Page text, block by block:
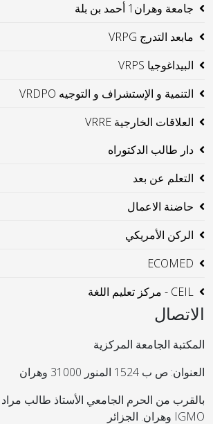
جامعة وهران1 أحمد بن بلة
مابعد التدرج VRPG
البيداغوجيا VRPS
التنمية و الإستشراف و التوجيه VRDPO
العلاقات الخارجية VRRE
دار طالب الدكتوراه
التعلم عن بعد
حاضنة الاعمال
الركن الأمريكي
ECOMED
CEIL - مركز تعليم اللغة
الاتصال
المكتبة الجامعة المركزية
العنوان: ص ب 1524 المنور 31000 وهران
بالقرب من الحرم الجامعي الأستاذ طالب
IGMO وهران. الجزائر